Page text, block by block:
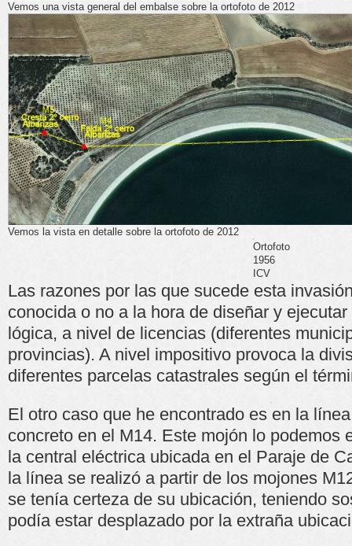
Vemos una vista general del embalse sobre la ortofoto de 2012
Vemos la vista en detalle sobre la ortofoto de 2012
Ortofoto
1956
ICV
Las razones por las que sucede esta
conocida o no a la hora de diseñar y
lógica, a nivel de licencias (diferentes
provincias). A nivel impositivo provoca la
diferentes parcelas catastrales según el
El otro caso que he encontrado es en la
concreto en el M14. Este mojón lo podemos
la central eléctrica ubicada en el Paraje de
la línea se realizó a partir de los mojones
se tenía certeza de su ubicación, teniendo
podía estar desplazado por la extraña